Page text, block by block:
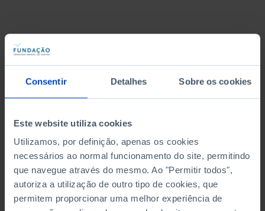
Consentir Detalhes Sobre os cookies
Este website utiliza cookies
Utilizamos, por definição, apenas os cookies
necessários ao normal funcionamento do site, permitindo
que navegue através do mesmo. Ao "Permitir todos",
autoriza a utilização de outro tipo de cookies, que
permitem proporcionar uma melhor experiência de
Em discurso direto
Uma diretora de uma secundária pública, uma
professora de Matemática à beira da reforma
e um professor de Educação Física falam do
que melhorou na escola portuguesa e dos